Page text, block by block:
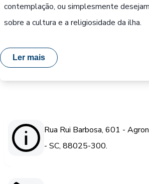
contemplação, ou simplesmente
sobre a cultura e a religiosidade da ilha.
Ler mais
Rua Rui Barbosa, 601 -
- SC, 88025-300.